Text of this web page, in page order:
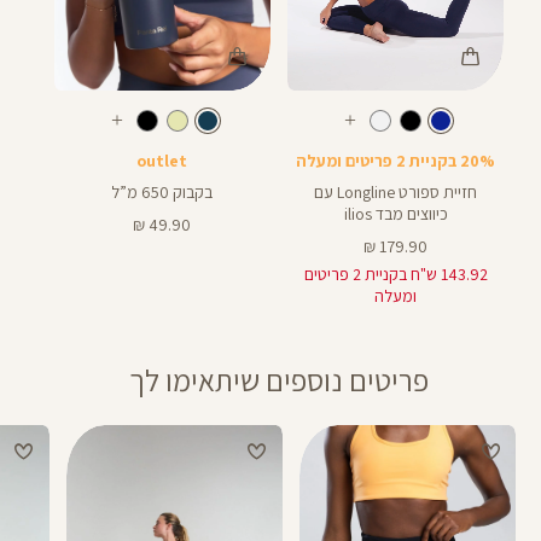
צבע
כחול
עוד
20% בקניית 2 פריטים ומעלה
חזיית ספורט Longline עם
כיווצים מבד ilios
מחיר
מוצר
179.90 ₪
143.92 ש"ח בקניית 2 פריטים
ומעלה
צבע
נייבי
עוד
outlet
בקבוק 650 מ”ל
מחיר
49.90 ₪
פריטים נוספים שיתאימו לך